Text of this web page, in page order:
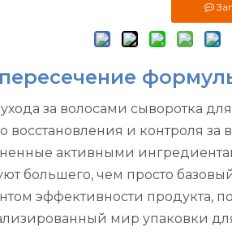
за волосами сыворотка
восстановления и контроля
активными
большего, чем просто
эффективности продукта,
мир упаковки